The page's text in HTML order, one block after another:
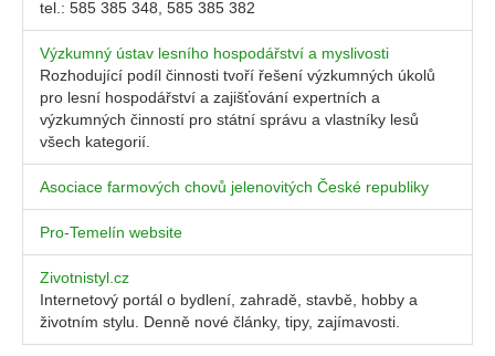
tel.: 585 385 348, 585 385 382
Výzkumný ústav lesního hospodářství a myslivosti
Rozhodující podíl činnosti tvoří řešení výzkumných úkolů
pro lesní hospodářství a zajišťování expertních a
výzkumných činností pro státní správu a vlastníky lesů
všech kategorií.
Asociace farmových chovů jelenovitých České republiky
Pro-Temelín website
Zivotnistyl.cz
Internetový portál o bydlení, zahradě, stavbě, hobby a
životním stylu. Denně nové články, tipy, zajímavosti.